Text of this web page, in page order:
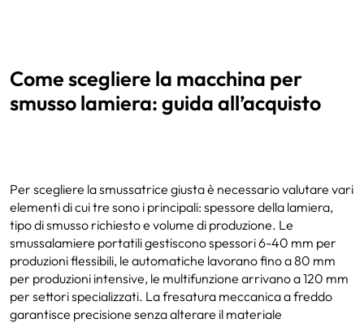
Come scegliere la macchina per
smusso lamiera: guida all’acquisto
Per scegliere la smussatrice giusta è necessario valutare vari
elementi di cui tre sono i principali: spessore della lamiera,
tipo di smusso richiesto e volume di produzione. Le
smussalamiere portatili gestiscono spessori 6-40 mm per
produzioni flessibili, le automatiche lavorano fino a 80 mm
per produzioni intensive, le multifunzione arrivano a 120 mm
per settori specializzati. La fresatura meccanica a freddo
garantisce precisione senza alterare il materiale